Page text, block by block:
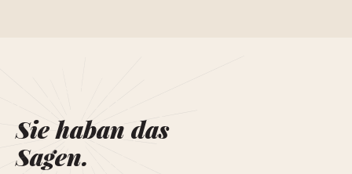
Sie haban das
Sagen.